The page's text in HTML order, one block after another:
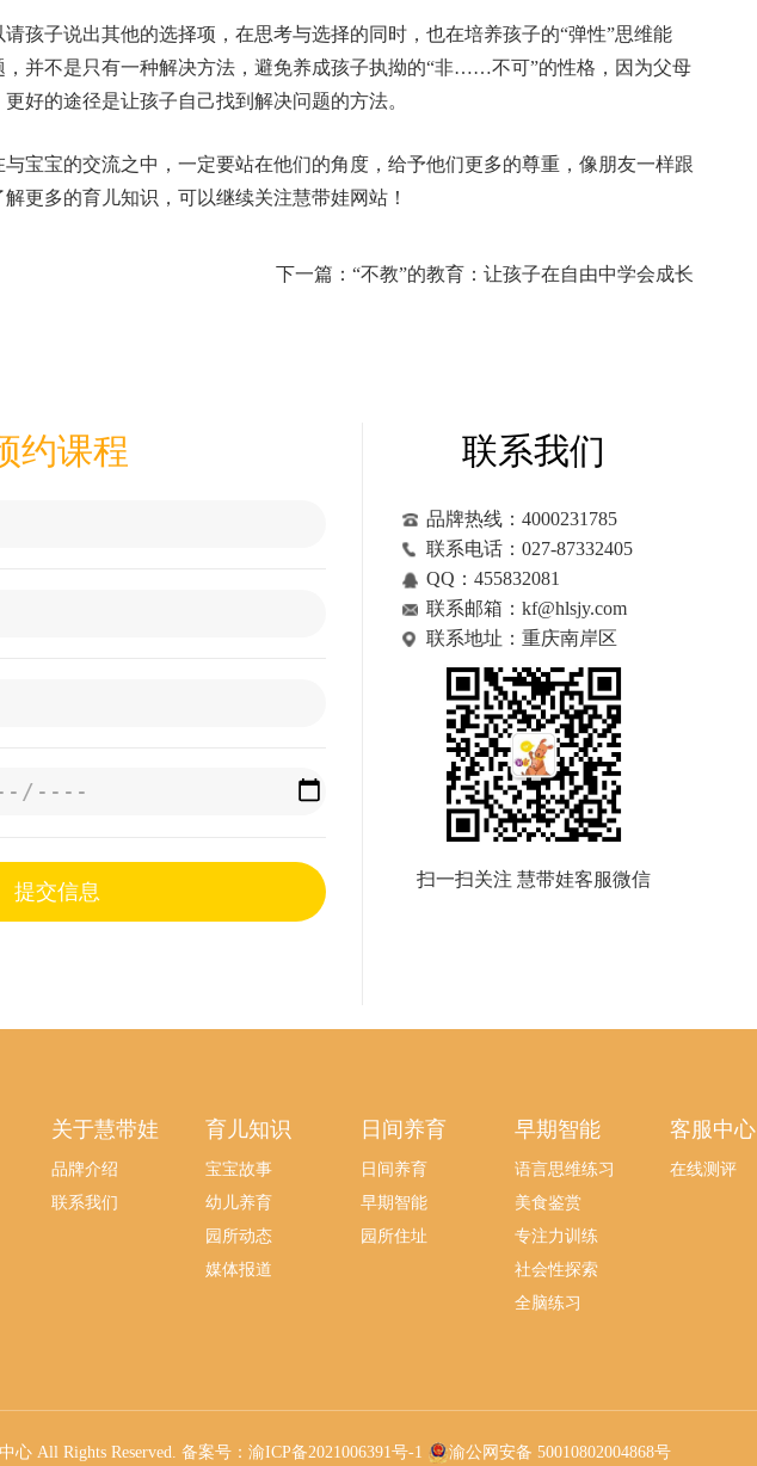
孩子说出其他的选择项，在思考与选择的同时，也在培养孩子的“弹性”思维能
，并不是只有一种解决方法，避免养成孩子执拗的“非……不可”的性格，因为父母
好的途径是让孩子自己找到解决问题的方法。
宝宝的交流之中，一定要站在他们的角度，给予他们更多的尊重，像朋友一样跟
更多的育儿知识，可以继续关注慧带娃网站！
下一篇：“不教”的教育：让孩子在自由中学会成长
约课程 联系我们
品牌热线：4000231785
联系电话：027-87332405
QQ：455832081
联系邮箱：kf@hlsjy.com
联系地址：重庆南岸区
扫一扫关注 慧带娃客服微信
关于慧带娃
品牌介绍
联系我们
育儿知识
宝宝故事
幼儿养育
园所动态
媒体报道
日间养育
日间养育
早期智能
园所住址
早期智能
语言思维练习
美食鉴赏
专注力训练
社会性探索
全脑练习
客服中心
在线测评
心 All Rights Reserved. 备案号：渝ICP备2021006391号-1 渝公网安备 50010802004868号